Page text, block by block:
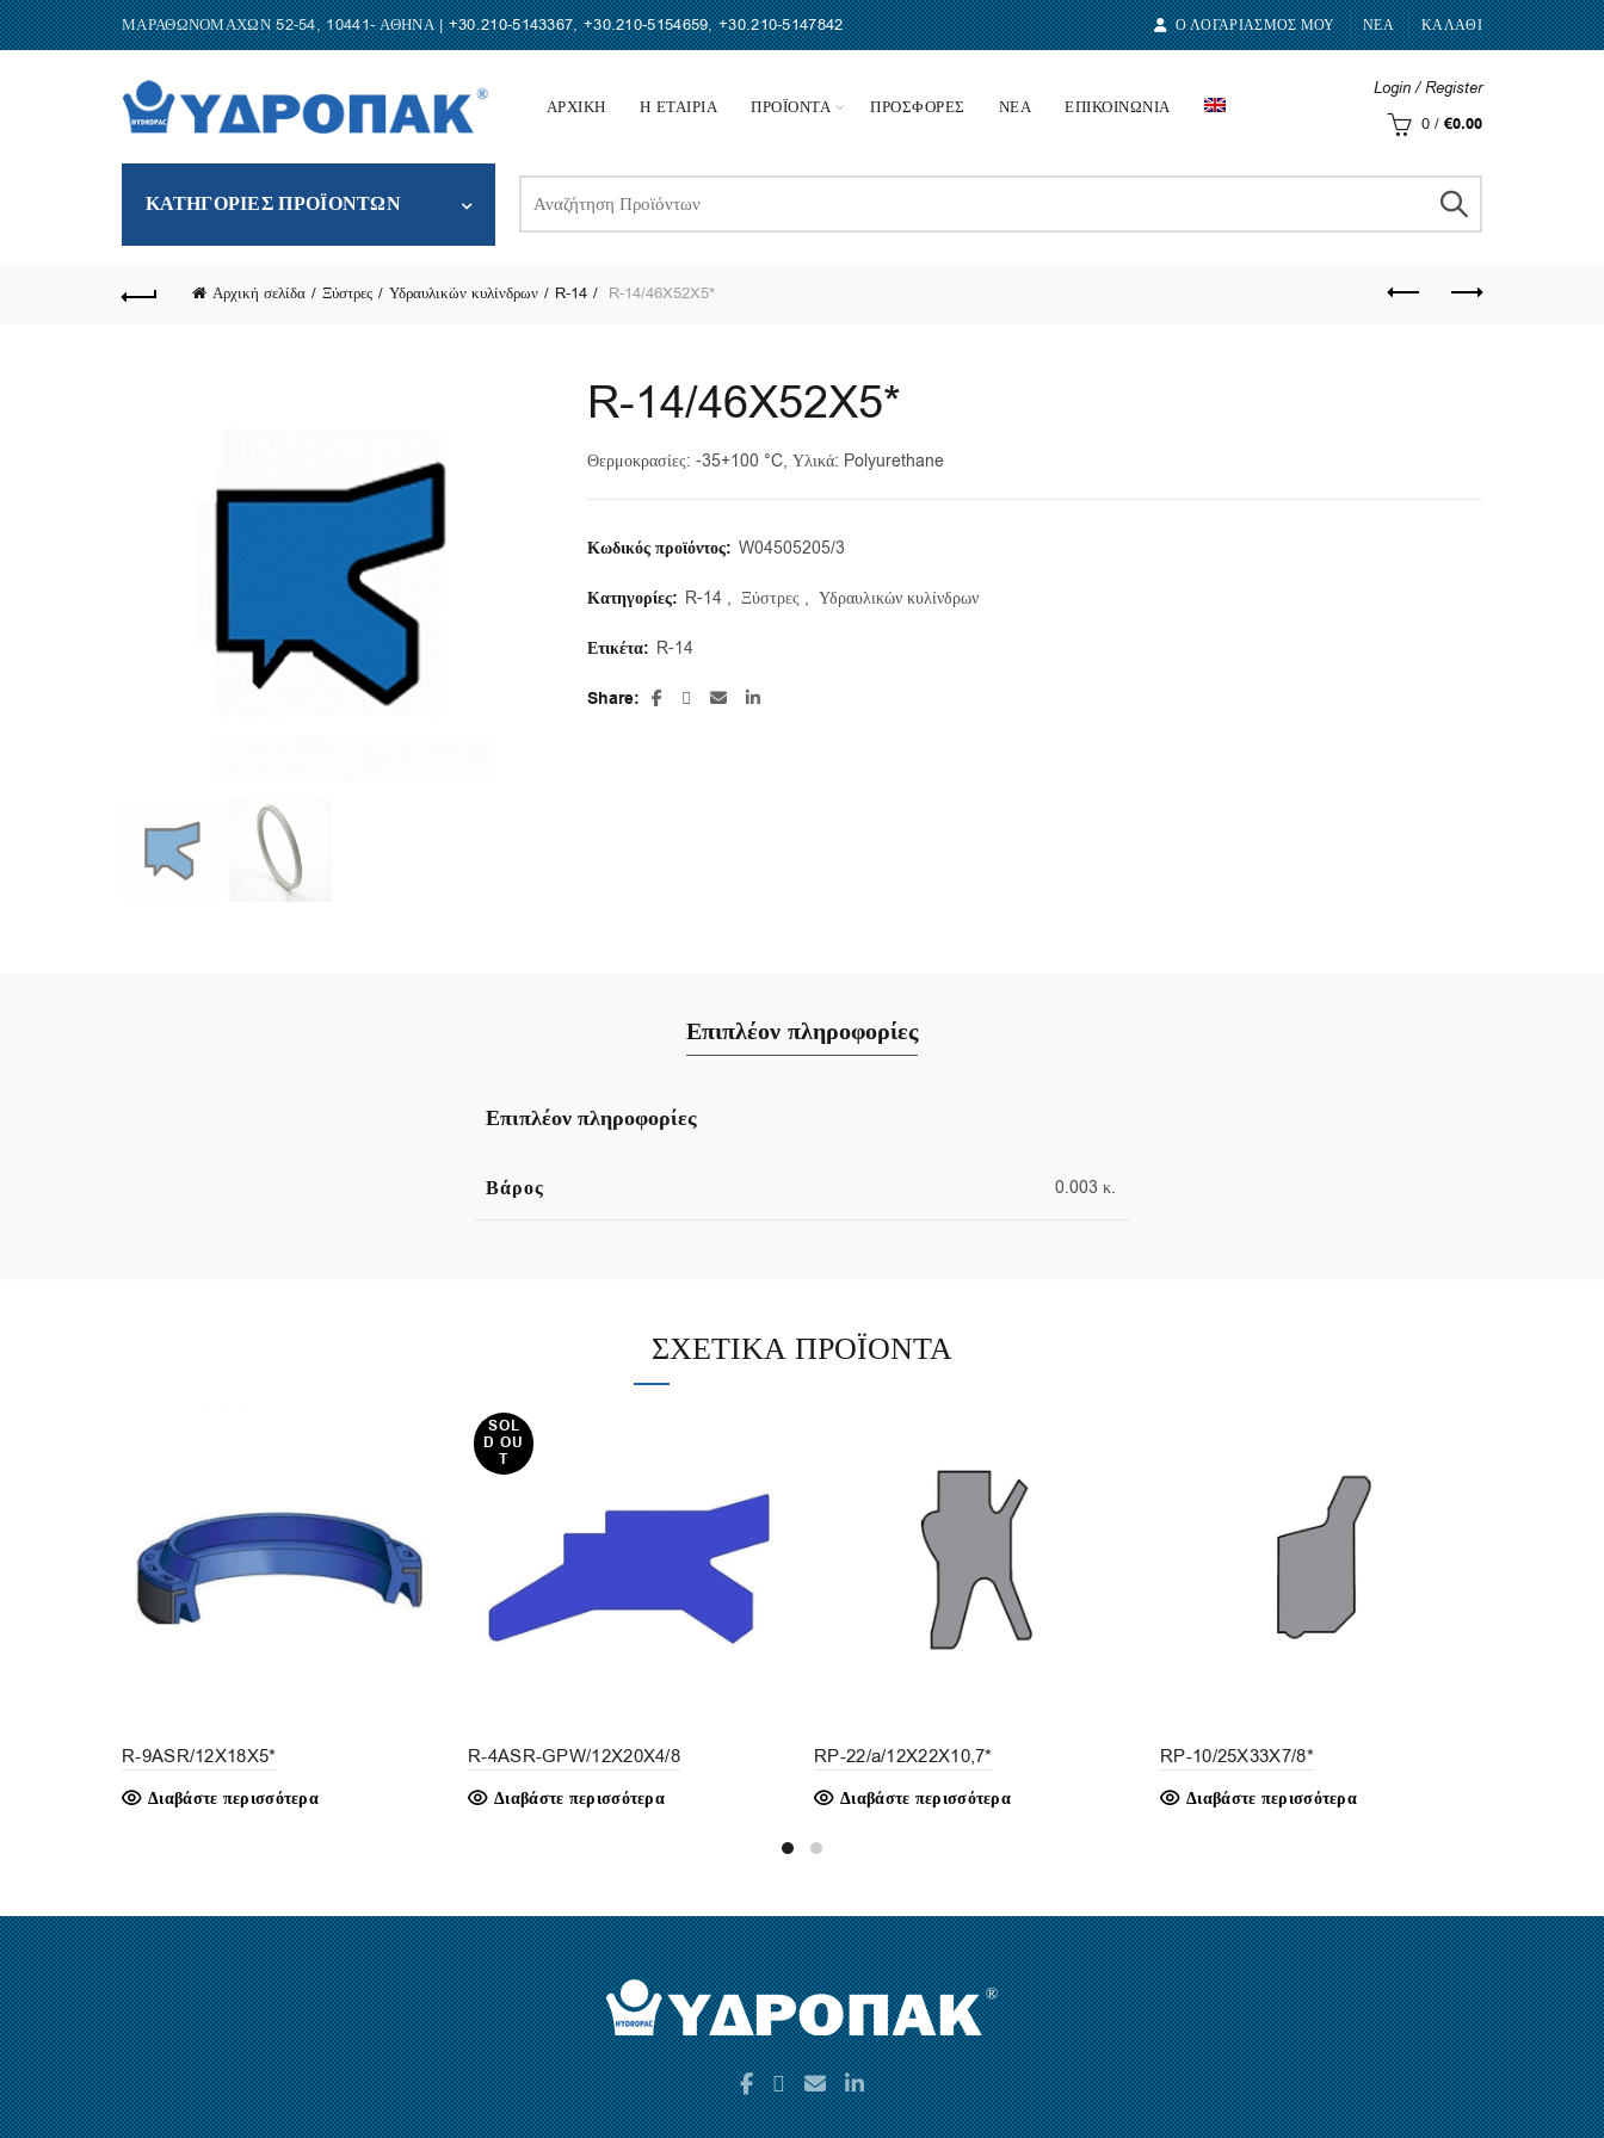
ΜΑΡΑΘΩΝΟΜΑΧΩΝ 52-54, 10441- ΑΘΗΝΑ |+30.210-5143367,+30.210-5154659,+30.210-5147842 Ο ΛΟΓΑΡΙΑΣΜΟΣ ΜΟΥ ΝΕΑ ΚΑΛΑΘΙ
ΑΡΧΙΚΗ Η ΕΤΑΙΡΙΑ ΠΡΟΪΟΝΤΑ ΠΡΟΣΦΟΡΕΣ ΝΕΑ ΕΠΙΚΟΙΝΩΝΙΑ
Login / Register
0 / €0.00
ΚΑΤΗΓΟΡΙΕΣ ΠΡΟΪΟΝΤΩΝ
for:
Αρχική σελίδα Ξύστρες Υδραυλικών κυλίνδρων R-14 R-14/46X52X5*
R-14/46X52X5*
Θερμοκρασίες: -35+100 °C, Υλικά: Polyurethane
Κωδικός προϊόντος: W04505205/3
Κατηγορίες: R-14 , Ξύστρες , Υδραυλικών κυλίνδρων
Ετικέτα: R-14
Share
Επιπλέον πληροφορίες
Επιπλέον πληροφορίες
Βάρος 0.003 κ.
ΣΧΕΤΙΚΆ ΠΡΟΪΌΝΤΑ
R-9ASR/12X18X5*
Διαβάστε περισσότερα
SOL
D OU
T
R-4ASR-GPW/12X20X4/8
Διαβάστε περισσότερα
RP-22/a/12X22X10,7*
Διαβάστε περισσότερα
RP-10/25X33X7/8*
Διαβάστε περισσότερα